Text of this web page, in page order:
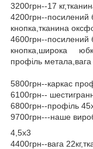
3200грн--17
4200грн--посилений
кнопка,тканина
4600грн--посилений
кнопка,широка
профіль метала,вага
5800грн--каркас
6100грн--
6800грн--профіль
9700грн---наше
4,5х3
4400грн--вага